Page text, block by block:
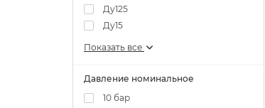
Ду125
Ду15
Показать все
Давление номинальное
10 бар